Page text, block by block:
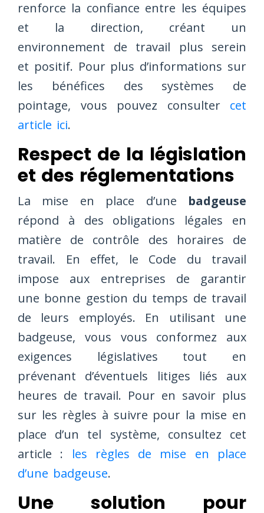
renforce la confiance entre les équipes
et la direction, créant un
environnement de travail plus serein
et positif. Pour plus d’informations sur
les bénéfices des systèmes de
pointage, vous pouvez consulter cet
article ici.
Respect de la législation
et des réglementations
La mise en place d’une badgeuse
répond à des obligations légales en
matière de contrôle des horaires de
travail. En effet, le Code du travail
impose aux entreprises de garantir
une bonne gestion du temps de travail
de leurs employés. En utilisant une
badgeuse, vous vous conformez aux
exigences législatives tout en
prévenant d’éventuels litiges liés aux
heures de travail. Pour en savoir plus
sur les règles à suivre pour la mise en
place d’un tel système, consultez cet
article : les règles de mise en place
d’une badgeuse.
Une solution pour